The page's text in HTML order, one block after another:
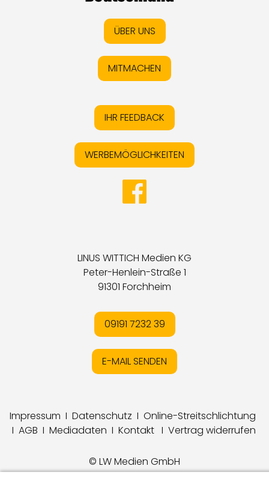
ÜBER UNS
MITMACHEN
IHR FEEDBACK
WERBEMÖGLICHKEITEN
LINUS WITTICH Medien KG
Peter-Henlein-Straße 1
91301 Forchheim
09191 7232 39
E-MAIL SENDEN
Impressum I Datenschutz I Online-Streitschlichtung
I AGB I Mediadaten I Kontakt I Vertrag widerrufen
© LW Medien GmbH